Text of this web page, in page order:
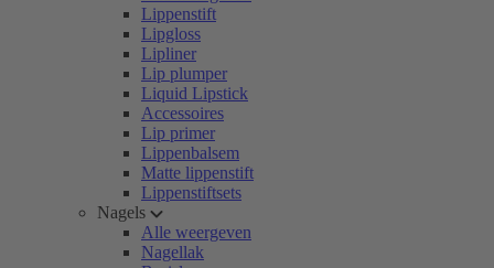
Lippenstift
Lipgloss
Lipliner
Lip plumper
Liquid Lipstick
Accessoires
Lip primer
Lippenbalsem
Matte lippenstift
Lippenstiftsets
Nagels
Alle weergeven
Nagellak